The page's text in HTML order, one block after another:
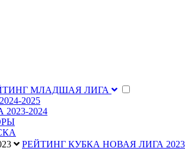
МЛАДШАЯ ЛИГА
2025
2024
РЕЙТИНГ КУБКА НОВАЯ ЛИГА 2023